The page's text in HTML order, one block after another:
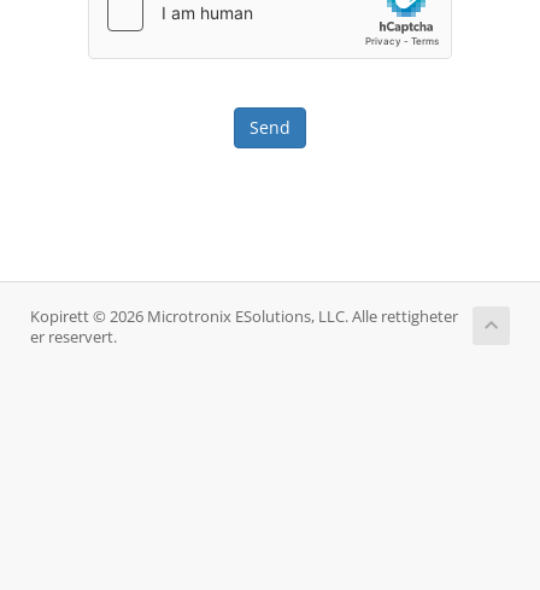
Send
Kopirett © 2026 Microtronix ESolutions, LLC. Alle rettigheter
er reservert.